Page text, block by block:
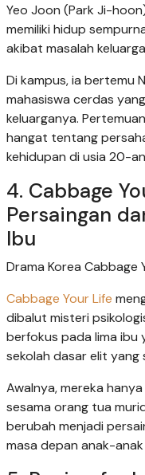
Yeo Joon (Park Ji-
memiliki hidup
akibat masalah
Di kampus, ia bertemu
mahasiswa cerdas
keluarganya.
hangat tentang
kehidupan di usia 20-
4. Cabbage
Persaingan
Ibu
Drama Korea Cabbage
Cabbage Your Life
dibalut misteri
berfokus pada lima ibu
sekolah dasar elit yang
Awalnya, mereka
sesama orang tua
berubah menjadi
masa depan anak-